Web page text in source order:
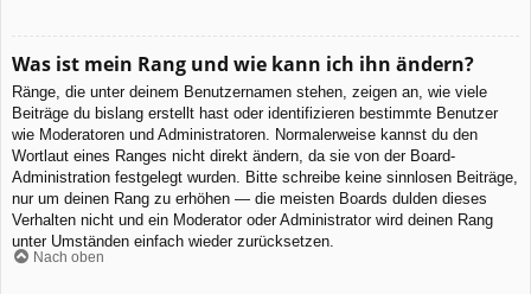
Was ist mein Rang und wie kann ich ihn ändern?
Ränge, die unter deinem Benutzernamen stehen, zeigen an, wie viele
Beiträge du bislang erstellt hast oder identifizieren bestimmte Benutzer
wie Moderatoren und Administratoren. Normalerweise kannst du den
Wortlaut eines Ranges nicht direkt ändern, da sie von der Board-
Administration festgelegt wurden. Bitte schreibe keine sinnlosen Beiträge,
nur um deinen Rang zu erhöhen — die meisten Boards dulden dieses
Verhalten nicht und ein Moderator oder Administrator wird deinen Rang
unter Umständen einfach wieder zurücksetzen.
Nach oben